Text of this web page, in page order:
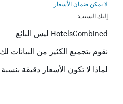
لا يمكن ضمان الأسعار .
إليك السبب:
HotelsCombined ليس البائع
نقوم بتجميع الكثير من البيانات لك
لماذا لا تكون الأسعار دقيقة بنسبة 100٪؟